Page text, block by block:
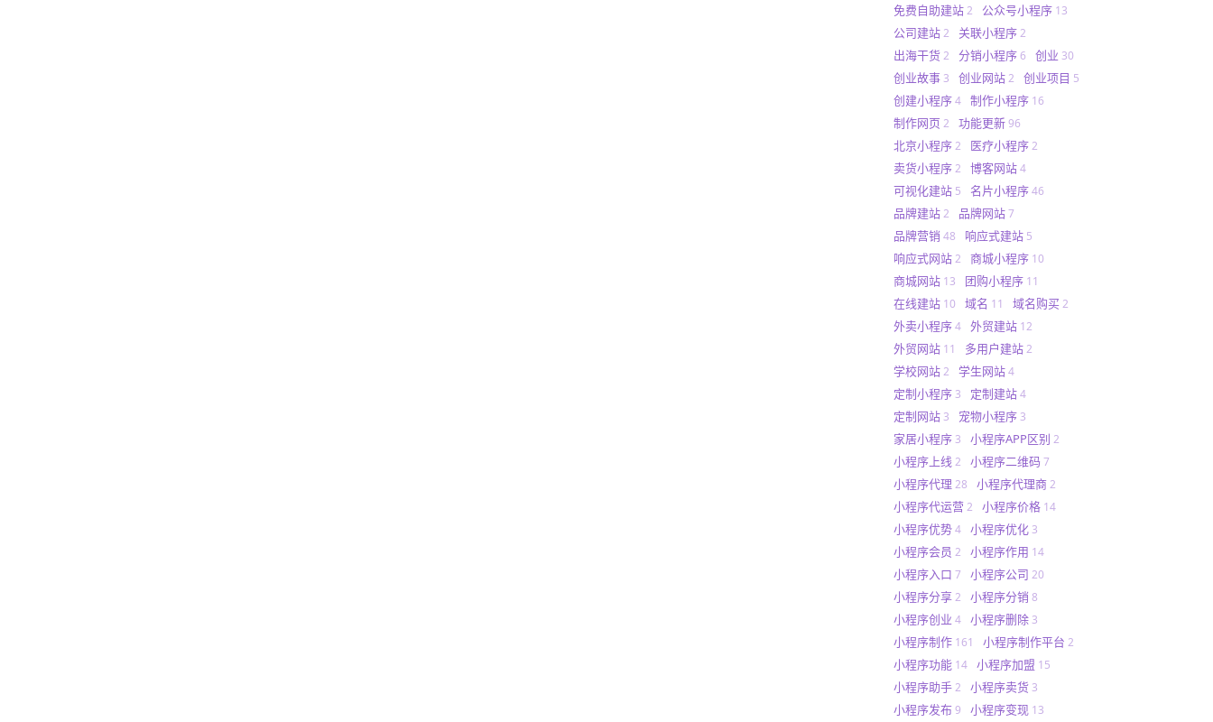
免费自助建站 2 公众号小程序 13
公司建站 2 关联小程序 2
出海干货 2 分销小程序 6 创业 30
创业故事 3 创业网站 2 创业项目 5
创建小程序 4 制作小程序 16
制作网页 2 功能更新 96
北京小程序 2 医疗小程序 2
卖货小程序 2 博客网站 4
可视化建站 5 名片小程序 46
品牌建站 2 品牌网站 7
品牌营销 48 响应式建站 5
响应式网站 2 商城小程序 10
商城网站 13 团购小程序 11
在线建站 10 域名 11 域名购买 2
外卖小程序 4 外贸建站 12
外贸网站 11 多用户建站 2
学校网站 2 学生网站 4
定制小程序 3 定制建站 4
定制网站 3 宠物小程序 3
家居小程序 3 小程序APP区别 2
小程序上线 2 小程序二维码 7
小程序代理 28 小程序代理商 2
小程序代运营 2 小程序价格 14
小程序优势 4 小程序优化 3
小程序会员 2 小程序作用 14
小程序入口 7 小程序公司 20
小程序分享 2 小程序分销 8
小程序创业 4 小程序删除 3
小程序制作 161 小程序制作平台 2
小程序功能 14 小程序加盟 15
小程序助手 2 小程序卖货 3
小程序发布 9 小程序变现 13